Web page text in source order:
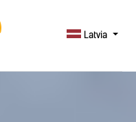
Latvia